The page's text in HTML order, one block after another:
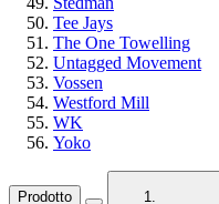
Tee Jays
The One Towelling
Untagged Movement
Vossen
Westford Mill
WK
Yoko
Prodotto